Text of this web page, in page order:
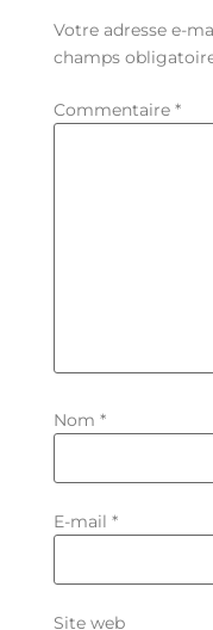
Votre adresse e-
champs
Commentaire *
Nom *
E-mail *
Site web